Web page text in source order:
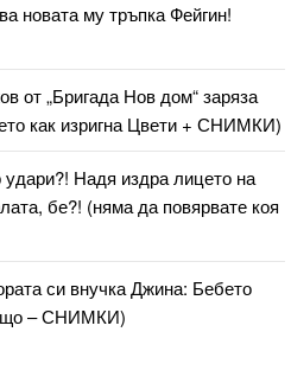
новата му тръпка Фейгин!
„Бригада Нов дом“ заряза
как изригна Цвети + СНИМКИ)
удари?! Надя издра лицето на
бе?! (няма да повярвате коя
си внучка Джина: Бебето
– СНИМКИ)